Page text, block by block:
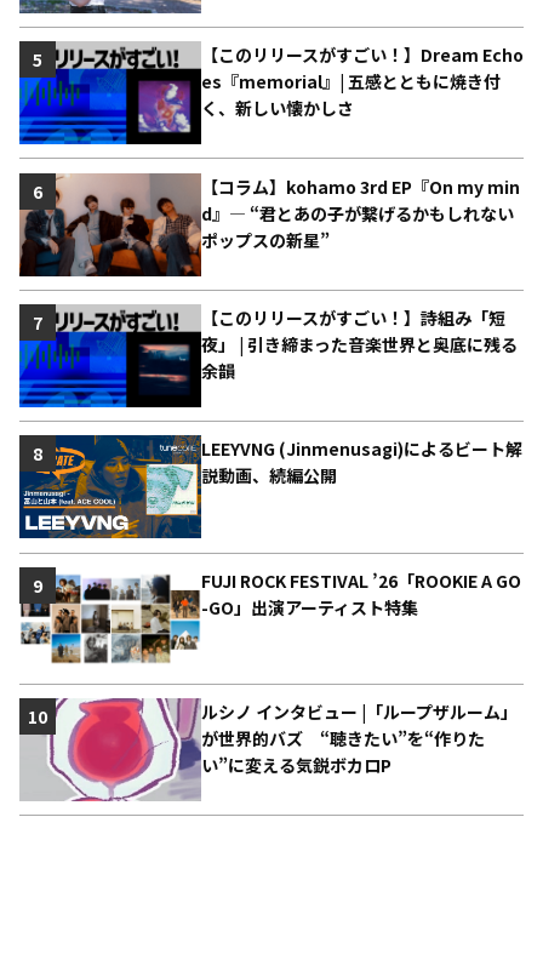
【このリリースがすごい！】Dream Echo
es『memorial』| 五感とともに焼き付
く、新しい懐かしさ
5
【コラム】kohamo 3rd EP『On my min
d』― “君とあの子が繋げるかもしれない
ポップスの新星”
6
【このリリースがすごい！】詩組み「短
夜」 | 引き締まった音楽世界と奥底に残る
余韻
7
LEEYVNG (Jinmenusagi)によるビート解
説動画、続編公開
8
FUJI ROCK FESTIVAL ’26「ROOKIE A GO
-GO」出演アーティスト特集
9
ルシノ インタビュー |「ループザルーム」
が世界的バズ “聴きたい”を“作りた
い”に変える気鋭ボカロP
10